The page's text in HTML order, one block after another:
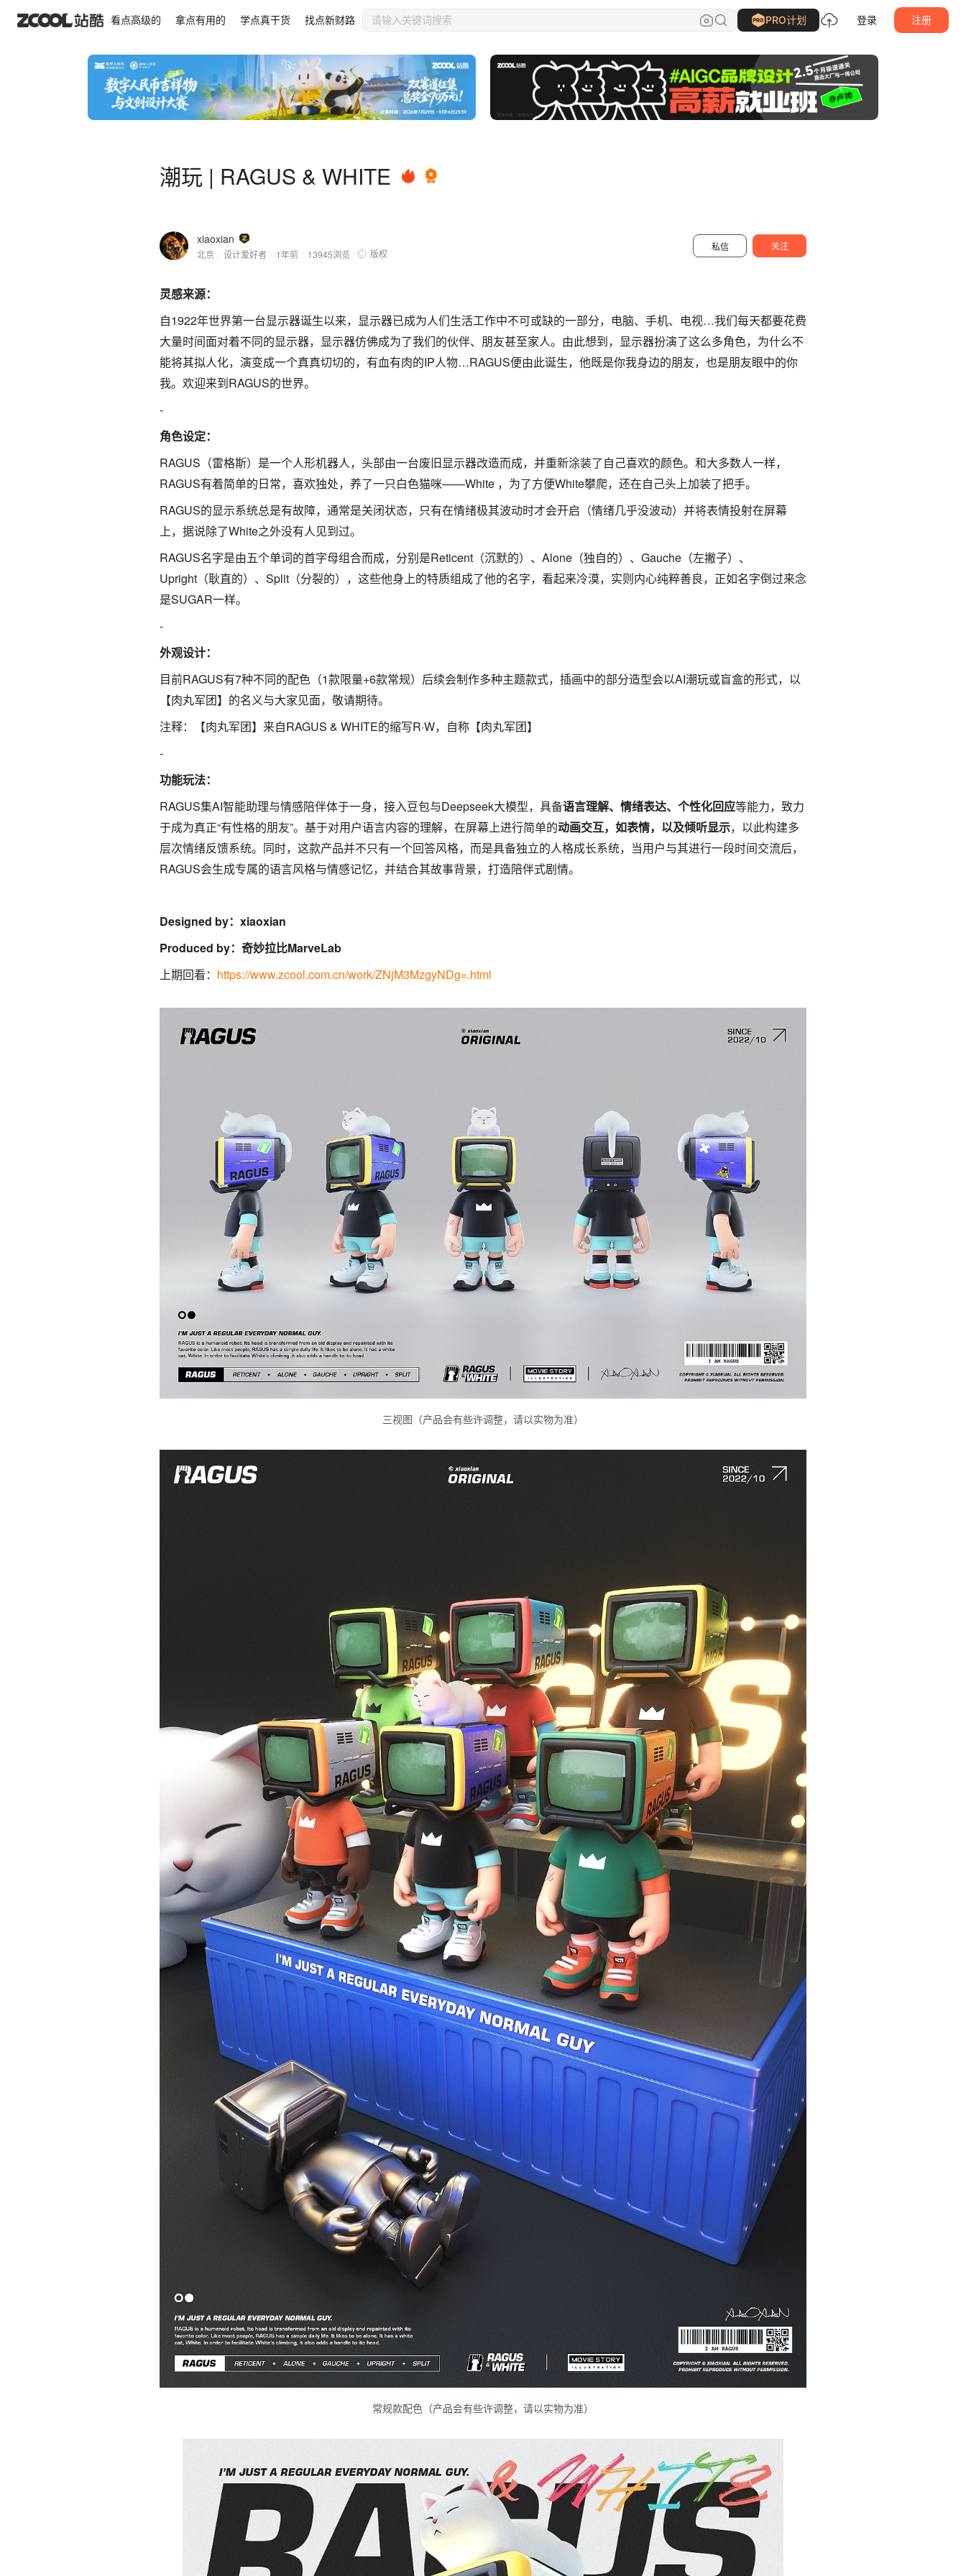
看点高级的 拿点有用的 学点真干货 找点新财路 PRO计划 登录 注册
潮玩 | RAGUS & WHITE
xiaoxian
北京 设计爱好者 1年前 13945浏览 版权
私信 关注
潮玩 | RAGUS & WHITE xiaoxian 关注
灵感来源：
自1922年世界第一台显示器诞生以来，显示器已成为人们生活工作中不可或缺的一部分，电脑、手机、电视…我们每天都要花费
大量时间面对着不同的显示器，显示器仿佛成为了我们的伙伴、朋友甚至家人。由此想到，显示器扮演了这么多角色，为什么不
能将其拟人化，演变成一个真真切切的，有血有肉的IP人物…RAGUS便由此诞生，他既是你我身边的朋友，也是朋友眼中的你
我。欢迎来到RAGUS的世界。
-
角色设定：
RAGUS（雷格斯）是一个人形机器人，头部由一台废旧显示器改造而成，并重新涂装了自己喜欢的颜色。和大多数人一样，
RAGUS有着简单的日常，喜欢独处，养了一只白色猫咪——White ，为了方便White攀爬，还在自己头上加装了把手。
RAGUS的显示系统总是有故障，通常是关闭状态，只有在情绪极其波动时才会开启（情绪几乎没波动）并将表情投射在屏幕
上，据说除了White之外没有人见到过。
RAGUS名字是由五个单词的首字母组合而成，分别是Reticent（沉默的）、Alone（独自的）、Gauche（左撇子）、
Upright（耿直的）、Split（分裂的），这些他身上的特质组成了他的名字，看起来冷漠，实则内心纯粹善良，正如名字倒过来念
是SUGAR一样。
-
外观设计：
目前RAGUS有7种不同的配色（1款限量+6款常规）后续会制作多种主题款式，插画中的部分造型会以AI潮玩或盲盒的形式，以
【肉丸军团】的名义与大家见面，敬请期待。
注释：【肉丸军团】来自RAGUS & WHITE的缩写R·W，自称【肉丸军团】
-
功能玩法：
RAGUS集AI智能助理与情感陪伴体于一身，接入豆包与Deepseek大模型，具备语言理解、情绪表达、个性化回应等能力，致力
于成为真正“有性格的朋友”。基于对用户语言内容的理解，在屏幕上进行简单的动画交互，如表情，以及倾听显示，以此构建多
层次情绪反馈系统。同时，这款产品并不只有一个回答风格，而是具备独立的人格成长系统，当用户与其进行一段时间交流后，
RAGUS会生成专属的语言风格与情感记忆，并结合其故事背景，打造陪伴式剧情。
Designed by：xiaoxian
Produced by：奇妙拉比MarveLab
上期回看： https://www.zcool.com.cn/work/ZNjM3MzgyNDg=.html
三视图（产品会有些许调整，请以实物为准）
常规款配色（产品会有些许调整，请以实物为准）